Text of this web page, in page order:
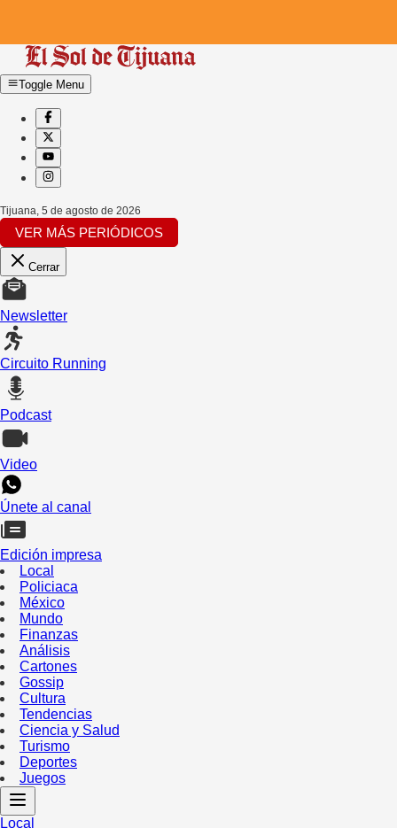
Toggle Menu
Tijuana 5 de agosto de 2026
VER MÁS PERIÓDICOS
Cerrar
Newsletter
Circuito Running
Podcast
Video
Únete al canal
Edición impresa
Local
Policiaca
México
Mundo
Finanzas
Análisis
Cartones
Gossip
Cultura
Tendencias
Ciencia y Salud
Turismo
Deportes
Juegos
Local